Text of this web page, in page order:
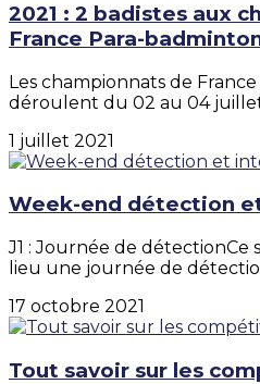
2021 : 2 badistes aux
France Para-
Les championnats de
déroulent du 02 au 04 juillet
1 juillet 2021
Week-end détection
J1 : Journée de détectionCe
lieu une journée de
17 octobre 2021
Tout savoir sur les